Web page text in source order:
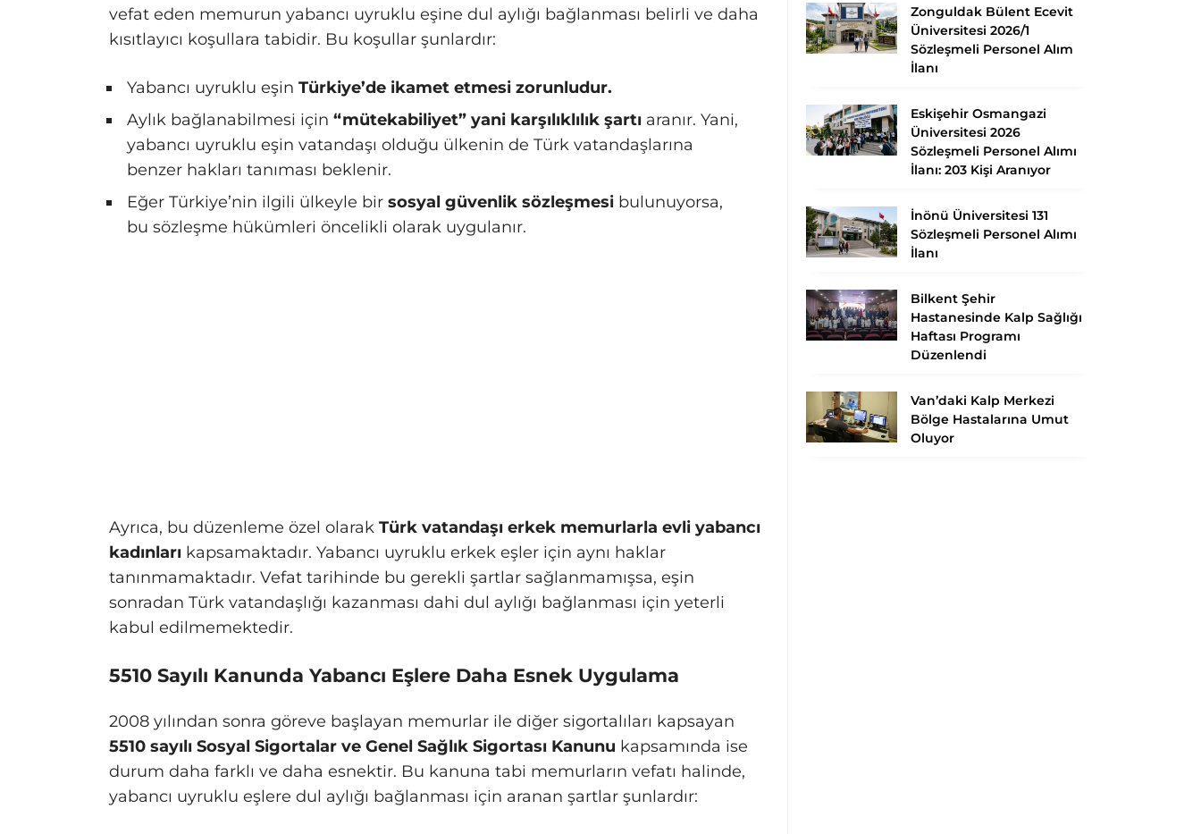
vefat eden memurun yabancı uyruklu eşine dul aylığı bağlanması belirli ve daha
kısıtlayıcı koşullara tabidir. Bu koşullar şunlardır:
Yabancı uyruklu eşin Türkiye’de ikamet etmesi zorunludur.
Aylık bağlanabilmesi için “mütekabiliyet” yani karşılıklılık şartı aranır. Yani,
yabancı uyruklu eşin vatandaşı olduğu ülkenin de Türk vatandaşlarına
benzer hakları tanıması beklenir.
Eğer Türkiye’nin ilgili ülkeyle bir sosyal güvenlik sözleşmesi bulunuyorsa,
bu sözleşme hükümleri öncelikli olarak uygulanır.
Ayrıca, bu düzenleme özel olarak Türk vatandaşı erkek memurlarla evli yabancı
kadınları kapsamaktadır. Yabancı uyruklu erkek eşler için aynı haklar
tanınmamaktadır. Vefat tarihinde bu gerekli şartlar sağlanmamışsa, eşin
sonradan Türk vatandaşlığı kazanması dahi dul aylığı bağlanması için yeterli
kabul edilmemektedir.
5510 Sayılı Kanunda Yabancı Eşlere Daha Esnek Uygulama
2008 yılından sonra göreve başlayan memurlar ile diğer sigortalıları kapsayan
5510 sayılı Sosyal Sigortalar ve Genel Sağlık Sigortası Kanunu kapsamında ise
durum daha farklı ve daha esnektir. Bu kanuna tabi memurların vefatı halinde,
yabancı uyruklu eşlere dul aylığı bağlanması için aranan şartlar şunlardır:
Zonguldak Bülent Ecevit
Üniversitesi 2026/1
Sözleşmeli Personel Alım
İlanı
Eskişehir Osmangazi
Üniversitesi 2026
Sözleşmeli Personel Alımı
İlanı: 203 Kişi Aranıyor
İnönü Üniversitesi 131
Sözleşmeli Personel Alımı
İlanı
Bilkent Şehir
Hastanesinde Kalp Sağlığı
Haftası Programı
Düzenlendi
Van’daki Kalp Merkezi
Bölge Hastalarına Umut
Oluyor